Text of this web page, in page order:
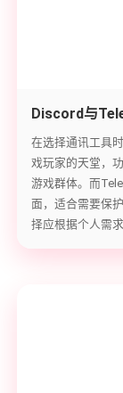
Discord与
比
在选择通讯工具
戏玩家的天堂，
游戏群体。而
面，适合需要保
择应根据个人需求